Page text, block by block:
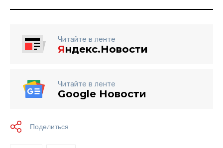
Читайте в ленте
Яндекс.Новости
Читайте в ленте
Google Новости